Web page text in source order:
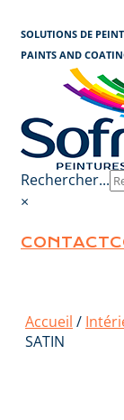
SOLUTIONS DE
PAINTS AND
Rechercher...
×
CONTACT
Accueil /
SATIN